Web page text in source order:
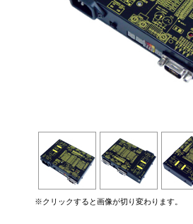
お問い合わせ
※クリックすると画像が切り変わります。